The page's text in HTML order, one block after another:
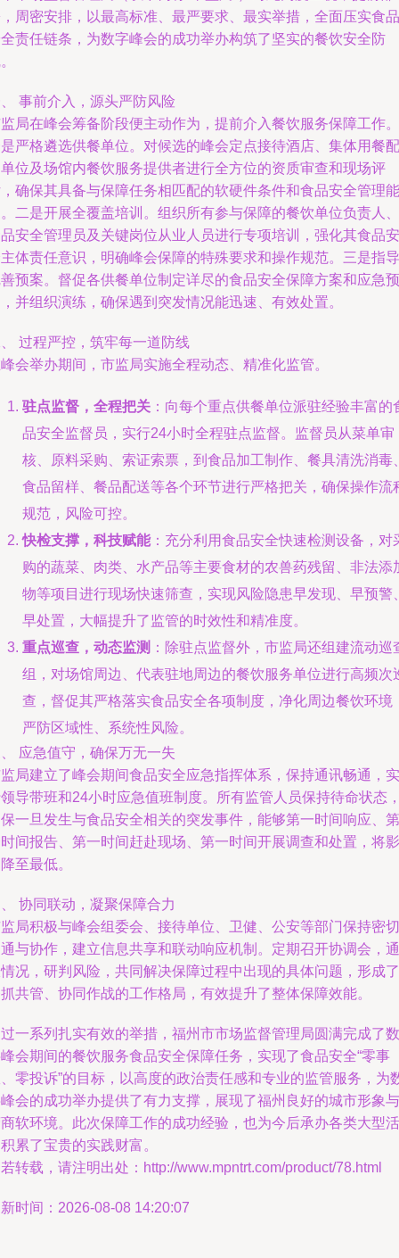
周密安排，以最高标准、最严要求、最实举措，全面压实食品
责任链条，为数字峰会的成功举办构筑了坚实的餐饮安全防
事前介入，源头严防风险
局在峰会筹备阶段便主动作为，提前介入餐饮服务保障工作。
严格遴选供餐单位。对候选的峰会定点接待酒店、集体用餐配
位及场馆内餐饮服务提供者进行全方位的资质审查和现场评
确保其具备与保障任务相匹配的软硬件条件和食品安全管理能
二是开展全覆盖培训。组织所有参与保障的餐饮单位负责人、
安全管理员及关键岗位从业人员进行专项培训，强化其食品安
体责任意识，明确峰会保障的特殊要求和操作规范。三是指导
预案。督促各供餐单位制定详尽的食品安全保障方案和应急预
并组织演练，确保遇到突发情况能迅速、有效处置。
过程严控，筑牢每一道防线
会举办期间，市监局实施全程动态、精准化监管。
驻点监督，全程把关 ：向每个重点供餐单位派驻经验丰富的
品安全监督员，实行24小时全程驻点监督。监督员从菜单审
核、原料采购、索证索票，到食品加工制作、餐具清洗消毒
食品留样、餐品配送等各个环节进行严格把关，确保操作流
规范，风险可控。
快检支撑，科技赋能：充分利用食品安全快速检测设备，对
购的蔬菜、肉类、水产品等主要食材的农兽药残留、非法添
物等项目进行现场快速筛查，实现风险隐患早发现、早预警
早处置，大幅提升了监管的时效性和精准度。
重点巡查，动态监测 ：除驻点监督外，市监局还组建流动巡
组，对场馆周边、代表驻地周边的餐饮服务单位进行高频次
查，督促其严格落实食品安全各项制度，净化周边餐饮环境
严防区域性、系统性风险。
应急值守，确保万无一失
局建立了峰会期间食品安全应急指挥体系，保持通讯畅通，实
导带班和24小时应急值班制度。所有监管人员保持待命状态
一旦发生与食品安全相关的突发事件，能够第一时间响应、第
间报告、第一时间赶赴现场、第一时间开展调查和处置，将影
至最低。
协同联动，凝聚保障合力
局积极与峰会组委会、接待单位、卫健、公安等部门保持密切
与协作，建立信息共享和联动响应机制。定期召开协调会，通
况，研判风险，共同解决保障过程中出现的具体问题，形成了
共管、协同作战的工作格局，有效提升了整体保障效能。
一系列扎实有效的举措，福州市市场监督管理局圆满完成了数
会期间的餐饮服务食品安全保障任务，实现了食品安全“零事
零投诉”的目标，以高度的政治责任感和专业的监管服务，为
会的成功举办提供了有力支撑，展现了福州良好的城市形象与
软环境。此次保障工作的成功经验，也为今后承办各类大型活
累了宝贵的实践财富。
转载，请注明出处：http://www.mpntrt.com/product/78.html
时间：2026-08-08 14:20:07